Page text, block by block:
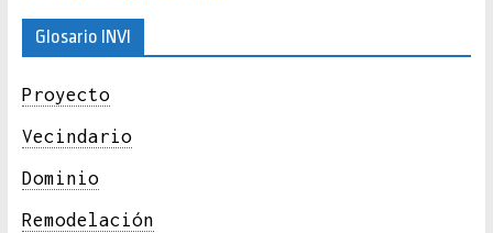
Glosario INVI
Proyecto
Vecindario
Dominio
Remodelación